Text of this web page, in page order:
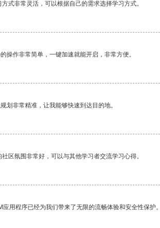
式非常灵活，可以根据自己的需求选择学习方式。
操作非常简单，一键加速就能开启，非常方便。
划非常精准，让我能够快速到达目的地。
区氛围非常好，可以与其他学习者交流学习心得。
应用程序已经为我们带来了无限的流畅体验和安全性保护